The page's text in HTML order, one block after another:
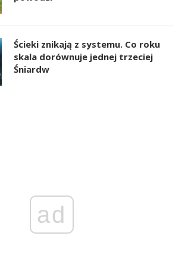
Ścieki znikają z systemu. Co roku
skala dorównuje jednej trzeciej
Śniardw
ad